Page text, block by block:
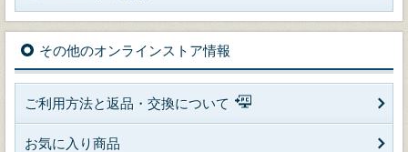
その他のオンラインストア情報
ご利用方法と返品・交換について
お気に入り商品